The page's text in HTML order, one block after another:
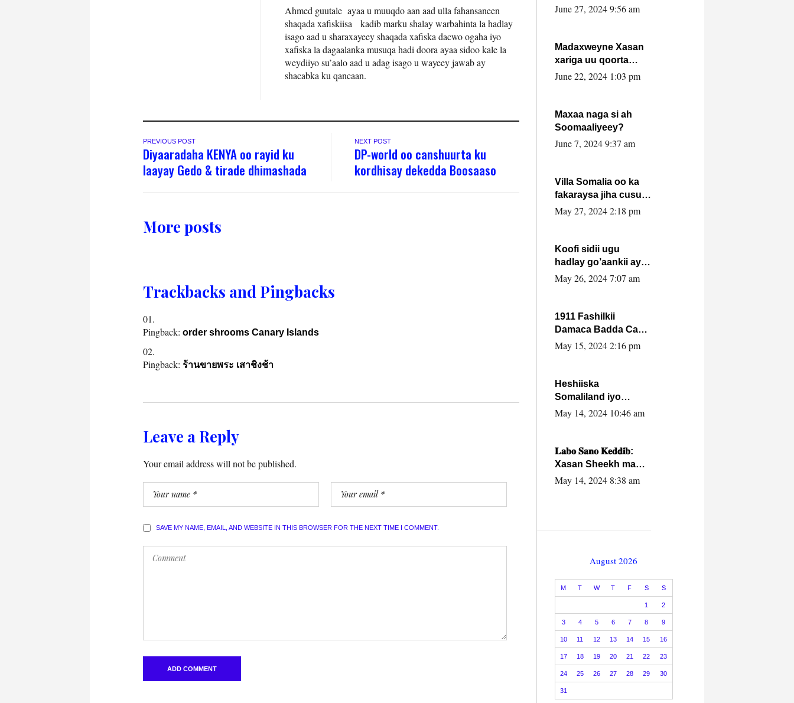
Ahmed guutale ayaa u muuqdo aan aad ulla fahansaneen
shaqada xafiskiisa kadib marku shalay warbahinta la hadlay
isago aad u sharaxayeey shaqada xafiska dacwo ogaha iyo
xafiska la dagaalanka musuqa hadi doora ayaa sidoo kale la
weydiiyo su’aalo aad u adag isago u wayeey jawab ay
shacabka ku qancaan.
PREVIOUS POST
Diyaaradaha KENYA oo rayid ku
laayay Gedo & tirade dhimashada
NEXT POST
DP-world oo canshuurta ku
kordhisay dekedda Boosaaso
More posts
Trackbacks and Pingbacks
Pingback: order shrooms Canary Islands
Pingback: ร้านขายพระ เสาชิงช้า
Leave a Reply
Your email address will not be published.
SAVE MY NAME, EMAIL, AND WEBSITE IN THIS BROWSER FOR THE NEXT TIME I COMMENT.
Puntland
June 27, 2024 9:56 am
Madaxweyne Xasan
xariga uu qoorta
isaga xiray, inta
June 22, 2024 1:03 pm
Maxaa naga si ah
Soomaaliyeey?
June 7, 2024 9:37 am
Villa Somalia oo ka
fakaraysa jiha cusub
oo siyaasadeed !!
May 27, 2024 2:18 pm
Koofi sidii ugu
hadlay go’aankii ay
ka gaartay
May 26, 2024 7:07 am
1911 Fashilkii
Damaca Badda Cas
ee Lij Iyasu Iyo Kan
May 15, 2024 2:16 pm
Heshiiska
Somaliland iyo
Itoobiya oo ah mid
caalamiga ah.
May 14, 2024 10:46 am
𝐋𝐚𝐛𝐨 𝐒𝐚𝐧𝐨 𝐊𝐞𝐝𝐝𝐢𝐛:
Xasan Sheekh ma
hayo wadadii
May 14, 2024 8:38 am
August 2026
M T W T F S S
1 2
3 4 5 6 7 8 9
10 11 12 13 14 15 16
17 18 19 20 21 22 23
24 25 26 27 28 29 30
31